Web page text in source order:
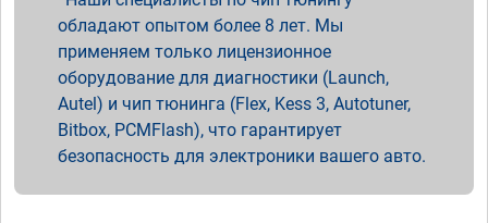
обладают опытом более 8 лет. Мы
применяем только лицензионное
оборудование для диагностики (Launch,
Autel) и чип тюнинга (Flex, Kess 3, Autotuner,
Bitbox, PCMFlash), что гарантирует
безопасность для электроники вашего авто.